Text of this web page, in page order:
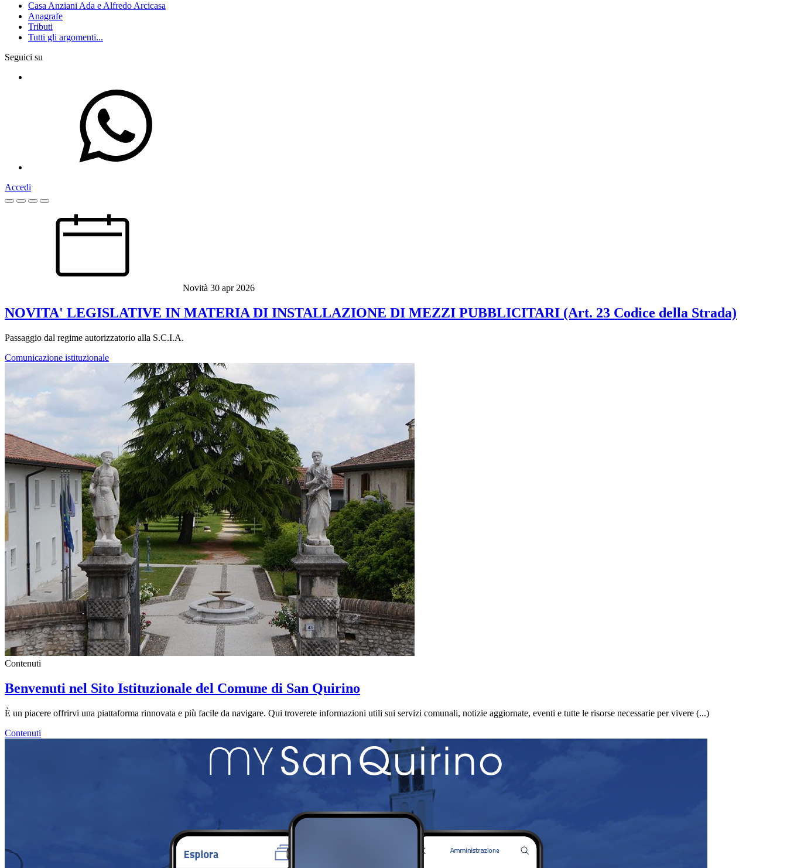
Casa Anziani Ada e Alfredo Arcicasa
Anagrafe
Tributi
Tutti gli argomenti...
Seguici su
Accedi
Homepage
Novità 30 apr 2026
NOVITA' LEGISLATIVE IN MATERIA DI INSTALLAZIONE DI MEZZI PUBBLICITARI (Art. 23 Codice della Strada)
Passaggio dal regime autorizzatorio alla S.C.I.A.
Comunicazione istituzionale
Contenuti
Benvenuti nel Sito Istituzionale del Comune di San Quirino
È un piacere offrirvi una piattaforma rinnovata e più facile da navigare. Qui troverete informazioni utili sui servizi comunali, notizie aggiornate, eventi e tutte le risorse necessarie per vivere (...)
Contenuti